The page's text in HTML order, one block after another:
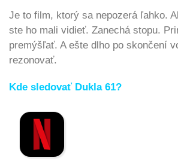
Je to film, ktorý sa nepozerá ľahko.
ste ho mali vidieť. Zanechá stopu.
premýšľať. A ešte dlho po skončení
rezonovať.
Kde sledovať Dukla 61?